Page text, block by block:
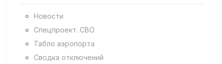
Новости
Спецпроект. СВО
Табло аэропорта
Сводка отключений